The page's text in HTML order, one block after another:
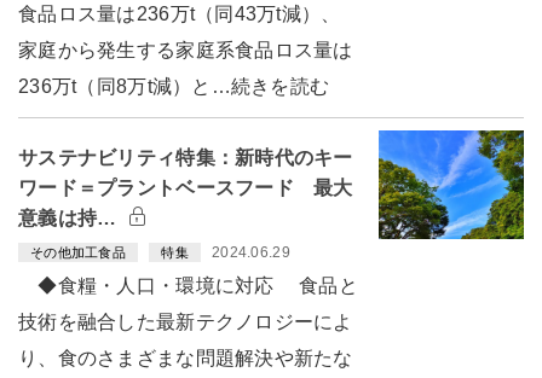
食品ロス量は236万t（同43万t減）、
家庭から発生する家庭系食品ロス量は
236万t（同8万t減）と…続きを読む
サステナビリティ特集：新時代のキー
ワード＝プラントベースフード 最大
意義は持…
その他加工食品 特集 2024.06.29
◆食糧・人口・環境に対応 食品と
技術を融合した最新テクノロジーによ
り、食のさまざまな問題解決や新たな